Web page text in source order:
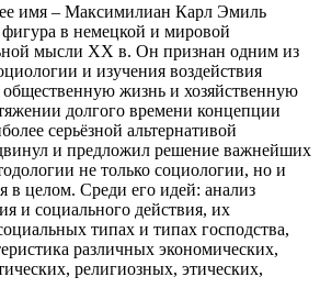
имя – Максимилиан Карл Эмиль
в немецкой и мировой
мысли XX в. Он признан одним из
и изучения воздействия
жизнь и хозяйственную
долгого времени концепции
серьёзной альтернативой
и предложил решение важнейших
не только социологии, но и
в целом. Среди его идей: анализ
и социального действия, их
типах и типах господства,
различных экономических,
религиозных, этических,